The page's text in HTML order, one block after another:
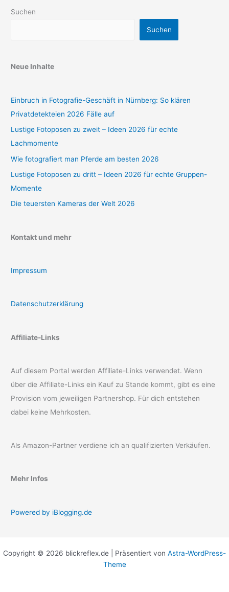
Suchen
Suchen
Neue Inhalte
Einbruch in Fotografie-Geschäft in Nürnberg: So klären
Privatdetekteien 2026 Fälle auf
Lustige Fotoposen zu zweit – Ideen 2026 für echte
Lachmomente
Wie fotografiert man Pferde am besten 2026
Lustige Fotoposen zu dritt – Ideen 2026 für echte Gruppen-
Momente
Die teuersten Kameras der Welt 2026
Kontakt und mehr
Impressum
Datenschutzerklärung
Affiliate-Links
Auf diesem Portal werden Affiliate-Links verwendet. Wenn
über die Affiliate-Links ein Kauf zu Stande kommt, gibt es eine
Provision vom jeweiligen Partnershop. Für dich entstehen
dabei keine Mehrkosten.
Als Amazon-Partner verdiene ich an qualifizierten Verkäufen.
Mehr Infos
Powered by iBlogging.de
Copyright © 2026 blickreflex.de | Präsentiert von Astra-WordPress-
Theme